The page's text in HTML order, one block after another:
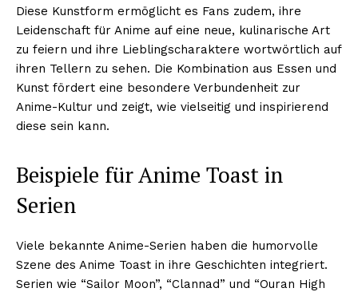
Diese Kunstform ermöglicht es Fans zudem, ihre
Leidenschaft für Anime auf eine neue, kulinarische Art
zu feiern und ihre Lieblingscharaktere wortwörtlich auf
ihren Tellern zu sehen. Die Kombination aus Essen und
Kunst fördert eine besondere Verbundenheit zur
Anime-Kultur und zeigt, wie vielseitig und inspirierend
diese sein kann.
Beispiele für Anime Toast in
Serien
Viele bekannte Anime-Serien haben die humorvolle
Szene des Anime Toast in ihre Geschichten integriert.
Serien wie “Sailor Moon”, “Clannad” und “Ouran High